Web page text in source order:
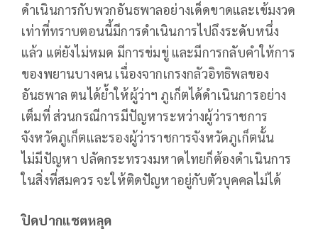
ดำเนินการกับพวกอันธพาลอย่างเด็ดขาดและเข้มงวด
เท่าที่ทราบตอนนี้มีการดำเนินการไปถึงระดับหนึ่ง
แล้ว แต่ยังไม่หมด มีการข่มขู่ และมีการกลับคำให้การ
ของพยานบางคน เนื่องจากเกรงกลัวอิทธิพลของ
อันธพาล ตนได้ย้ำให้ผู้ว่าฯ ภูเก็ตได้ดำเนินการอย่าง
เต็มที่ ส่วนกรณีการมีปัญหาระหว่างผู้ว่าราชการ
จังหวัดภูเก็ตและรองผู้ว่าราชการจังหวัดภูเก็ตนั้น
ไม่มีปัญหา ปลัดกระทรวงมหาดไทยก็ต้องดำเนินการ
ในสิ่งที่สมควร จะให้ติดปัญหาอยู่กับตัวบุคคลไม่ได้
ปิดปากแชตหลุด